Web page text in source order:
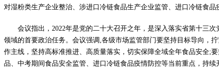
对湿粉类生产企业整治、涉进口冷链食品生产企业监管、进口冷链食
会议指出，2022年是党的二十大召开之年，是深入落实省第十三
领域的首要政治任务。会议强调,各级市场监管部门要坚持目标导向，
作主线，坚持高标准推进、高质量落实，切实保障全域全年食品安全;
品、中考期间食品安全监管、进口冷链食品疫情防控等当前重点，持